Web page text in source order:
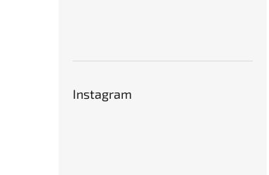
Instagram